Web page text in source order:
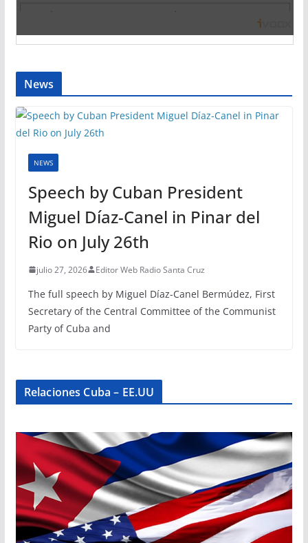
News
NEWS
Speech by Cuban President
Miguel Díaz-Canel in Pinar del
Rio on July 26th
julio 27, 2026 Editor Web Radio Santa Cruz
The full speech by Miguel Díaz-Canel Bermúdez, First
Secretary of the Central Committee of the Communist
Party of Cuba and
Relaciones Cuba – EE.UU